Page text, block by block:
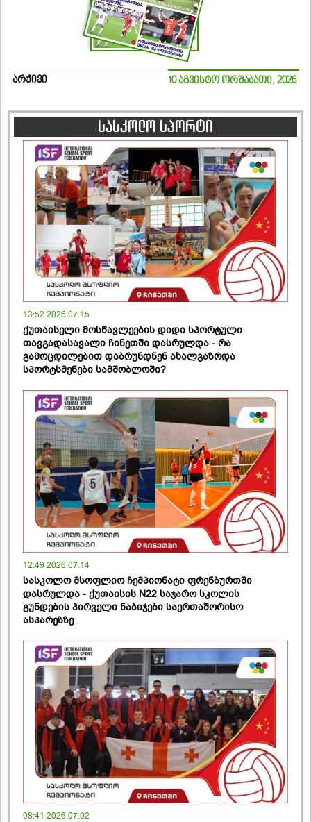
არქივი 10 აგვისტო ორშაბათი, 2026
სასკოლო სპორტი
13:52 2026.07.15
ქუთაისელი მოსწავლეების დიდი სპორტული
თავგადასავალი ჩინეთში დასრულდა - რა
გამოცდილებით დაბრუნდნენ ახალგაზრდა
სპორტსმენები სამშობლოში?
12:49 2026.07.14
სასკოლო მსოფლიო ჩემპიონატი ფრენბურთში
დასრულდა - ქუთაისის N22 საჯარო სკოლის
გუნდების პირველი ნაბიჯები საერთაშორისო
ასპარეზზე
08:41 2026.07.02